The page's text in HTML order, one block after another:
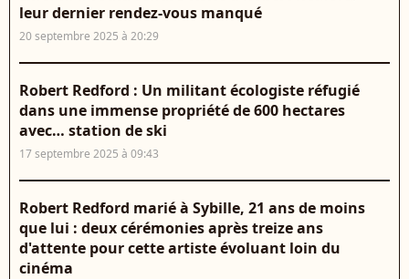
leur dernier rendez-vous manqué
20 septembre 2025 à 20:29
Robert Redford : Un militant écologiste réfugié
dans une immense propriété de 600 hectares
avec… station de ski
17 septembre 2025 à 09:43
Robert Redford marié à Sybille, 21 ans de moins
que lui : deux cérémonies après treize ans
d'attente pour cette artiste évoluant loin du
cinéma